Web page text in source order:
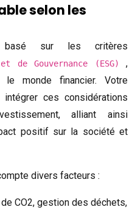
selon les
basé sur les critères
de Gouvernance (ESG) ,
monde financier. Votre
ces considérations
alliant ainsi
positif sur la société et
divers facteurs :
CO2, gestion des déchets,